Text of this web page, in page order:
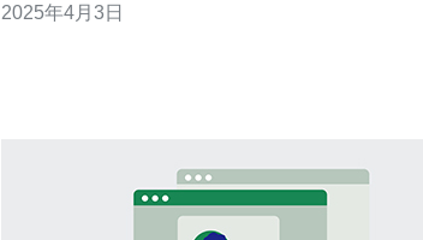
港服务器纯CN2的优势和特点。
2025年4月3日